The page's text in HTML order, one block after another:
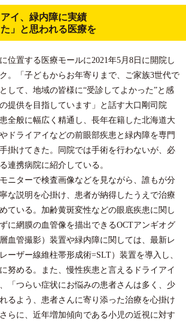
イ、緑内障に実績
」と思われる医療を
位置する医療モールに2021年5月8日に開院し
。「子どもからお年寄りまで、ご家族3世代で
して、地域の皆様に“受診してよかった”と感
提供を目指しています」と話す大口剛司院
全般に幅広く精通し、長年在籍した北海道大
ドライアイなどの前眼部疾患と緑内障を専門
掛けてきた。同院では手術を行わないが、必
連携病院に紹介している。
ニターで検査画像などを見ながら、誰もが分
な説明を心掛け、患者が納得したうえで治療
ている。加齢黄斑変性などの眼底疾患に関し
に網膜の血管像を描出できるOCTアンギオグ
血管撮影）装置や緑内障に関しては、最新レ
ーザー線維柱帯形成術=SLT）装置を導入し、
努める。また、慢性疾患と言えるドライアイ
「つらい症状にお悩みの患者さんは多く、少
るよう、患者さんに寄り添った治療を心掛け
らに、近年増加傾向である小児の近視に対す